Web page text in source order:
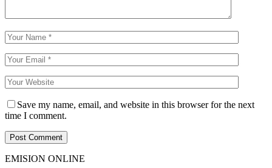
Save my name, email, and website in this browser for the next
time I comment.
EMISION ONLINE